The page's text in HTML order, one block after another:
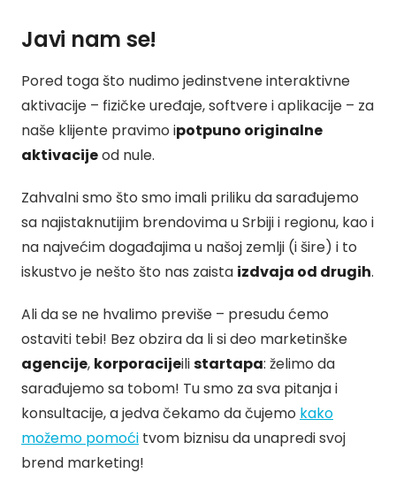
Javi nam se!
Pored toga što nudimo jedinstvene interaktivne
aktivacije – fizičke uređaje, softvere i aplikacije – za
naše klijente pravimo ipotpuno originalne
aktivacijeod nule.
Zahvalni smo što smo imali priliku da sarađujemo
sa najistaknutijim brendovima u Srbiji i regionu, kao i
na najvećim događajima u našoj zemlji (i šire) i to
iskustvo je nešto što nas zaista izdvaja od drugih.
Ali da se ne hvalimo previše – presudu ćemo
ostaviti tebi! Bez obzira da li si deo marketinške
agencije, korporacijeilistartapa: želimo da
sarađujemo sa tobom! Tu smo za sva pitanja i
konsultacije, a jedva čekamo da čujemo kako
možemo pomoći tvom biznisu da unapredi svoj
brend marketing!